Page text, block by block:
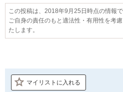
この投稿は、2018年9月25日時点の情報で
ご自身の責任のもと適法性・有用性を考
たします。
マイリストに入れる